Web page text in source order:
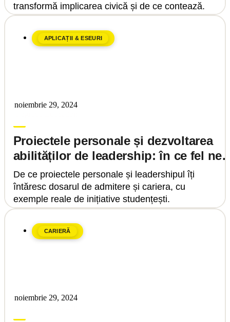
transformă implicarea civică și de ce contează.
APLICAȚII & ESEURI
noiembrie 29, 2024
Proiectele personale și dezvoltarea
abilităților de leadership: în ce fel ne
pot ajuta acestea în parcursul
academic și profesional?
De ce proiectele personale și leadershipul îți
întăresc dosarul de admitere și cariera, cu
exemple reale de inițiative studențești.
CARIERĂ
noiembrie 29, 2024